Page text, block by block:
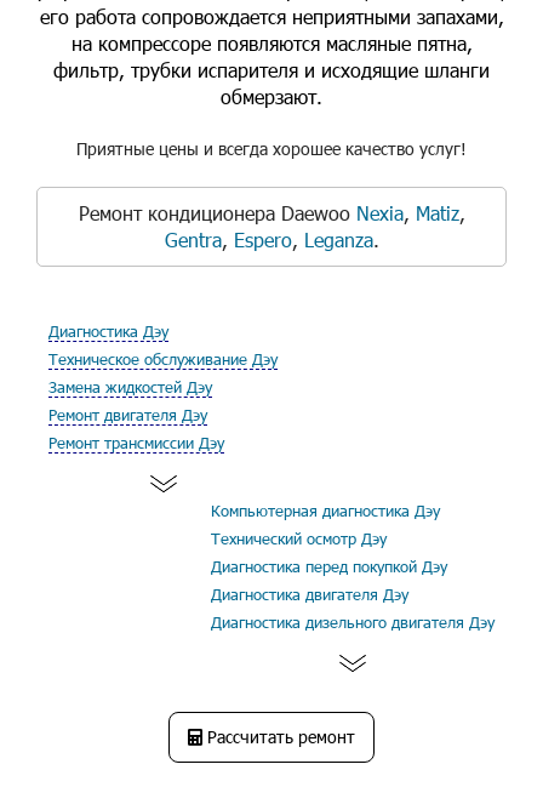
его работа сопровождается неприятными запахами,
на компрессоре появляются масляные пятна,
фильтр, трубки испарителя и исходящие шланги
обмерзают.
Приятные цены и всегда хорошее качество услуг!
Ремонт кондиционера Daewoo Nexia, Matiz,
Gentra, Espero, Leganza.
Диагностика Дэу
Техническое обслуживание Дэу
Замена жидкостей Дэу
Ремонт двигателя Дэу
Ремонт трансмиссии Дэу
Компьютерная диагностика Дэу
Технический осмотр Дэу
Диагностика перед покупкой Дэу
Диагностика двигателя Дэу
Диагностика дизельного двигателя Дэу
Рассчитать ремонт